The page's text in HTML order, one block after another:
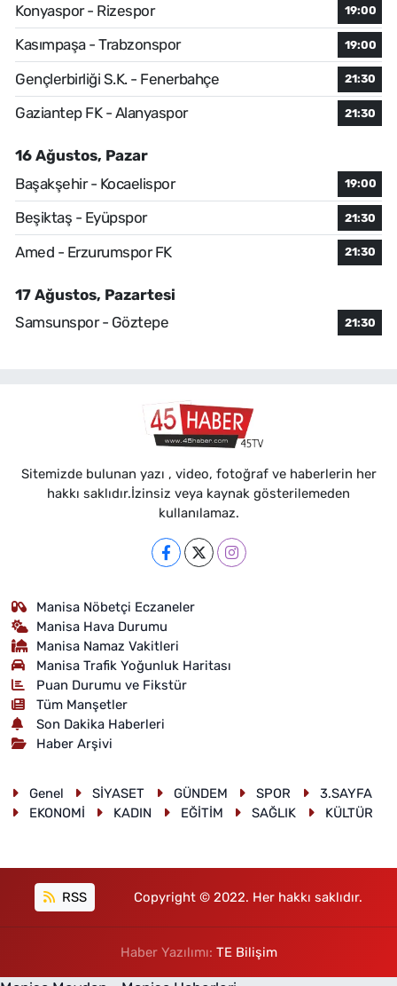
Konyaspor - Rizespor
19:00
Kasımpaşa - Trabzonspor 19:00
Gençlerbirliği S.K. - Fenerbahçe 21:30
Gaziantep FK - Alanyaspor 21:30
16 Ağustos, Pazar
Başakşehir - Kocaelispor
19:00
Beşiktaş - Eyüpspor 21:30
Amed - Erzurumspor FK 21:30
17 Ağustos, Pazartesi
Samsunspor - Göztepe
21:30
Sitemizde bulunan yazı , video, fotoğraf ve haberlerin her
hakkı saklıdır.İzinsiz veya kaynak gösterilemeden
kullanılamaz.
Manisa Nöbetçi Eczaneler
Manisa Hava Durumu
Manisa Namaz Vakitleri
Manisa Trafik Yoğunluk Haritası
Puan Durumu ve Fikstür
Tüm Manşetler
Son Dakika Haberleri
Haber Arşivi
Genel SİYASET GÜNDEM SPOR
3.SAYFA
EKONOMİ
KADIN EĞİTİM SAĞLIK KÜLTÜR
RSS Copyright © 2022. Her hakkı saklıdır.
Haber Yazılımı: TE Bilişim